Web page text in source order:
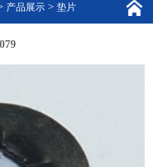
产品展示 > 垫片